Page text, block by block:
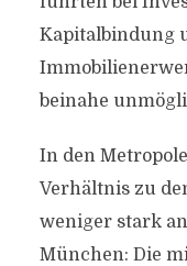
Kapitalbindung
beinahe
In den
Verhältnis zu
weniger stark
München: Die